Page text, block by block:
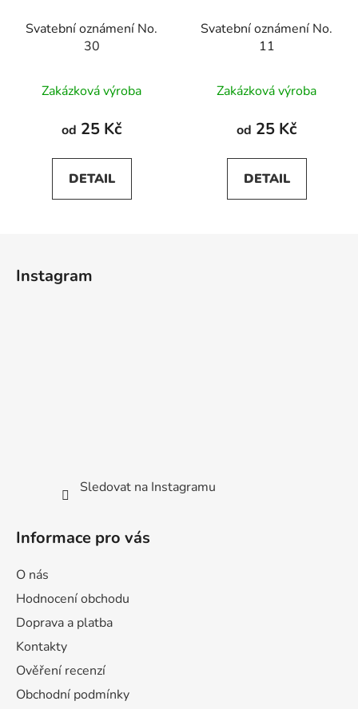
Svatební oznámení No.
30
hodnocení
produktu
5,0
z
Zakázková výroba
od 25 Kč
DETAIL
Svatební oznámení No.
11
Zakázková výroba
od 25 Kč
DETAIL
Instagram
Sledovat na Instagramu
Informace pro vás
O nás
Hodnocení obchodu
Doprava a platba
Kontakty
Ověření recenzí
Obchodní podmínky